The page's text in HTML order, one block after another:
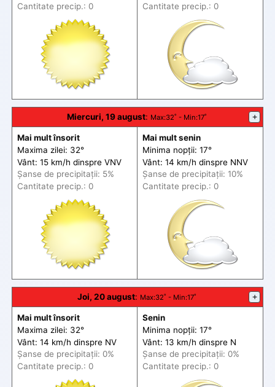
Cantitate precip.: 0
Cantitate precip.: 0
Miercuri, 19 august: Max:32˚ - Min:17˚ +
Mai mult însorit
Maxima zilei: 32°
Vânt: 15 km/h dinspre VNV
Șanse de precipitații: 5%
Cantitate precip.: 0
Mai mult senin
Minima nopții: 17°
Vânt: 14 km/h dinspre NNV
Șanse de precipitații: 10%
Cantitate precip.: 0
Joi, 20 august: Max:32˚ - Min:17˚ +
Mai mult însorit
Maxima zilei: 32°
Vânt: 14 km/h dinspre NV
Șanse de precipitații: 0%
Cantitate precip.: 0
Senin
Minima nopții: 17°
Vânt: 13 km/h dinspre N
Șanse de precipitații: 0%
Cantitate precip.: 0